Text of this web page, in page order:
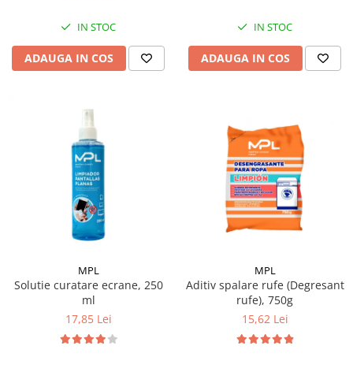
Hartie igienica
Prosoape pliate
Role medicale
Manusi medicale
Manusi menaj
Pamatuf praf
Pompa apa masina de carotat
Pulverizatoare
Saci de menaj
Sisteme mopuri preimpregnate
Sistem unica folosinta
Uscatoare maini
IN STOC
ADAUGA IN COS
IN STOC
ADAUGA IN COS
MPL
Solutie curatare ecrane, 250
ml
17,85 Lei
MPL
Aditiv spalare rufe (Degresant
rufe), 750g
15,62 Lei